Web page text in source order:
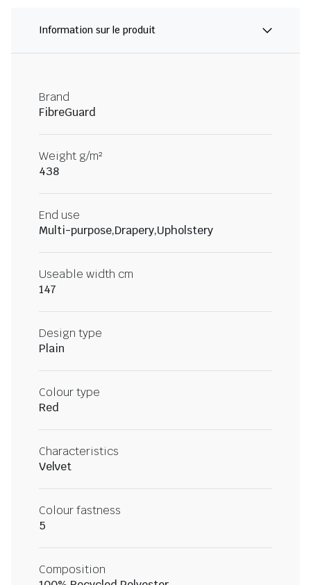
Information sur le produit
Brand
FibreGuard
Weight g/m²
438
End use
Multi-purpose,Drapery,Upholstery
Useable width cm
147
Design type
Plain
Colour type
Red
Characteristics
Velvet
Colour fastness
5
Composition